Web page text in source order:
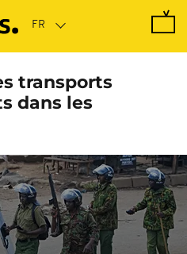
transports
dans les